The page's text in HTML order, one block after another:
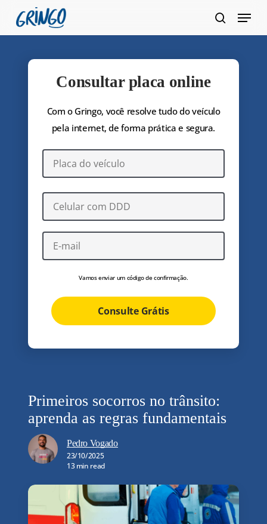
Pular
para
conteúdo
Menu
Consultar placa online
Com o Gringo, você resolve tudo do veículo
pela internet, de forma prática e segura.
Vamos enviar um código de confirmação.
Consulte Grátis
Primeiros socorros no trânsito:
aprenda as regras fundamentais
Pedro Vogado
23/10/2025
13 min read